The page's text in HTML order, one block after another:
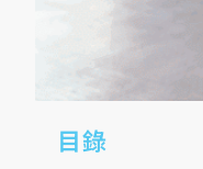
目錄